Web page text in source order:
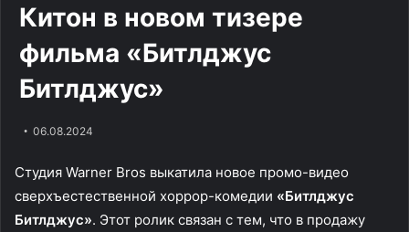
Китон в новом тизере
фильма «Битлджус
Битлджус»
06.08.2024
Студия Warner Bros выкатила новое промо-видео
сверхъестественной хоррор-комедии «Битлджус
Битлджус». Этот ролик связан с тем, что в продажу